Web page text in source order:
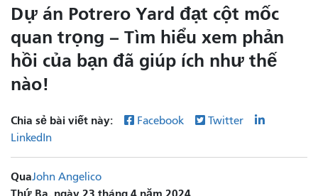
Dự án Potrero Yard đạt cột mốc
quan trọng – Tìm hiểu xem phản
hồi của bạn đã giúp ích như thế
nào!
Chia sẻ bài viết này: Facebook
Twitter
LinkedIn
QuaJohn Angelico
Thứ Ba, ngày 23 tháng 4 năm 2024